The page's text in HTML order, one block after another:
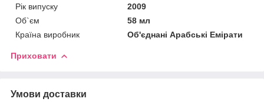
Рік випуску
2009
Об`єм
58 мл
Країна виробник
Об'єднані Арабські Емірати
Приховати
Умови доставки